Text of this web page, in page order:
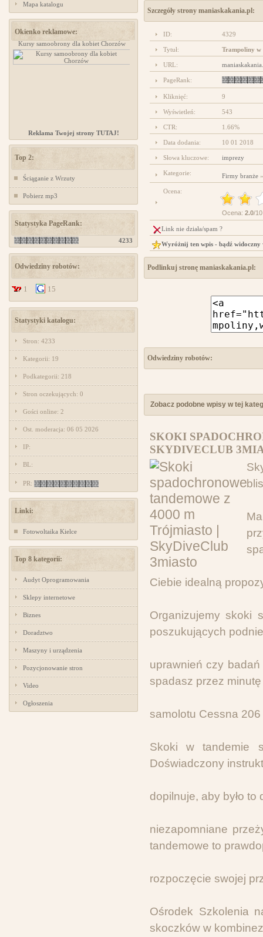
Mapa katalogu
Okienko reklamowe:
Kursy samoobrony dla kobiet Chorzów projektowanie stron www
Reklama Twojej strony TUTAJ!
Top 2:
Ściąganie z Wrzuty
Pobierz mp3
Statystyka PageRank:
4233
Odwiedziny robotów:
1 15
Statystyki katalogu:
Stron: 4233
Kategorii: 19
Podkategorii: 218
Stron oczekujących: 0
Gości online: 2
Ost. moderacja: 06 05 2026
IP:
BL:
PR:
Linki:
Fotowoltaika Kielce
Top 8 kategorii:
Audyt Oprogramowania
Sklepy internetowe
Biznes
Doradztwo
Maszyny i urządzenia
Pozycjonowanie stron
Video
Ogłoszenia
Szczegóły strony maniaskakania.pl:
ID: 4329
Tytuł: Trampoliny w
URL:
PageRank:
Kliknięć: 9
Wyświetleń: 543
CTR: 1.66%
Data dodania: 10 01 2018
Słowa kluczowe: imprezy
Kategorie: Firmy branże
Ocena:
Ocena: 2.0/
Link nie działa/spam ?
Wyróżnij ten wpis - bądź
Podlinkuj stronę maniaskakania.pl:
Odwiedziny robotów:
Zobacz podobne wpisy w tej
SKOKI
SKYDIVECLUB
Ciebie idealną
Organizujemy skoki
poszukujących
uprawnień czy
spadasz przez
samolotu Cessna
Skoki w tandemie
Doświadczony
dopilnuje, aby było to
niezapomniane
tandemowe to
rozpoczęcie swojej
Ośrodek Szkolenia
skoczków w